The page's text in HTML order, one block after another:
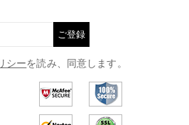
ご登録
シーを読み、同意します。